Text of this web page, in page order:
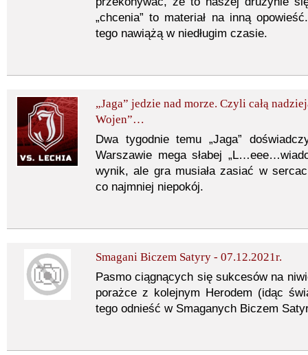
„chcenia” to materiał na inną
tego nawiążą w niedługim czasie.
„Jaga” jedzie nad morze. Czyli całą
Wojen”…
Dwa tygodnie temu „Jaga”
Warszawie mega słabej
wynik, ale gra musiała zasiać w
co najmniej niepokój.
Smagani Biczem Satyry - 07.12.2021r.
Pasmo ciągnących się sukcesów na
porażce z kolejnym Herodem (idąc
tego odnieść w Smaganych Biczem